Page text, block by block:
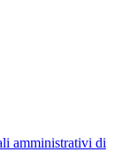
amministrativi di